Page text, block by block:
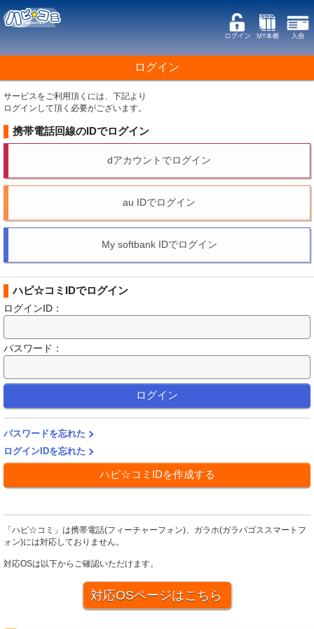
ログイン
サービスをご利用頂くには、下記より
ログインして頂く必要がございます。
携帯電話回線のIDでログイン
dアカウントでログイン
au IDでログイン
My softbank IDでログイン
ハピ☆コミIDでログイン
ログインID：
パスワード：
ログイン
パスワードを忘れた
ログインIDを忘れた
ハピ☆コミIDを作成する
「ハピ☆コミ」は携帯電話(フィーチャーフォン)、ガラホ(ガラパゴススマートフ
ォン)には対応しておりません。
対応OSは以下からご確認いただけます。
対応OSページはこちら